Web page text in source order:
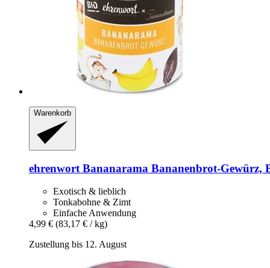
Warenkorb
ehrenwort Bananarama Bananenbrot-​Gewürz,
Exotisch & lieblich
Tonkabohne & Zimt
Einfache Anwendung
4,99 € (83,17 € / kg)
Zustellung bis 12. August